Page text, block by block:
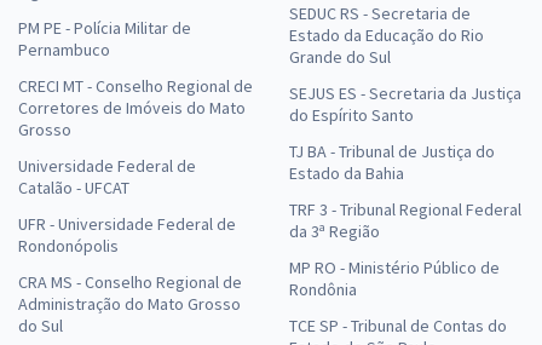
PM PE - Polícia Militar de
Pernambuco
CRECI MT - Conselho Regional de
Corretores de Imóveis do Mato
Grosso
Universidade Federal de
Catalão - UFCAT
UFR - Universidade Federal de
Rondonópolis
CRA MS - Conselho Regional de
Administração do Mato Grosso
do Sul
SEDUC RS - Secretaria de
Estado da Educação do Rio
Grande do Sul
SEJUS ES - Secretaria da Justiça
do Espírito Santo
TJ BA - Tribunal de Justiça do
Estado da Bahia
TRF 3 - Tribunal Regional Federal
da 3ª Região
MP RO - Ministério Público de
Rondônia
TCE SP - Tribunal de Contas do